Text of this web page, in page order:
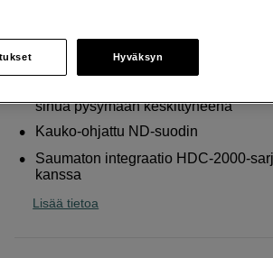
Helsingin myymälä: Varastotilanne
sinua pysymään keskittyneenä
Kauko-ohjattu ND-suodin
Saumaton integraatio HDC-2000-
kanssa
Lisää tietoa
Hyväksyn